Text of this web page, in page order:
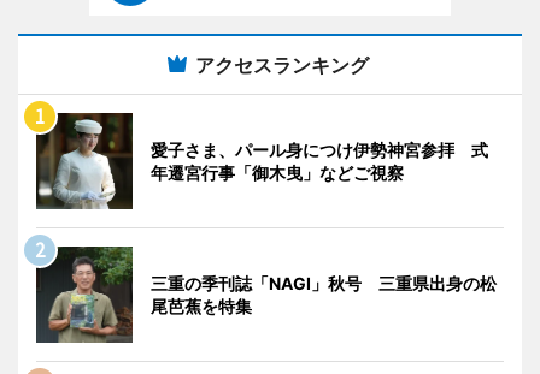
アクセスランキング
愛子さま、パール身につけ伊勢神宮参拝 式
年遷宮行事「御木曳」などご視察
三重の季刊誌「NAGI」秋号 三重県出身の松
尾芭蕉を特集